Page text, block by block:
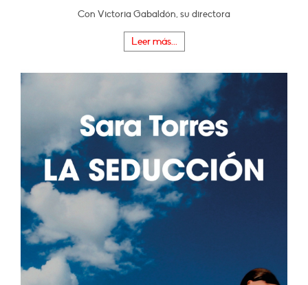
Con Victoria Gabaldón, su directora
Leer más...